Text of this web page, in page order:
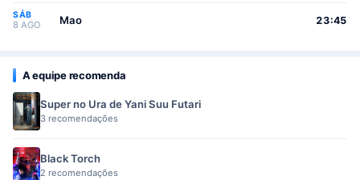
SÁB
8 AGO Mao 23:45
A equipe recomenda
Super no Ura de Yani Suu Futari
3 recomendações
Black Torch
2 recomendações